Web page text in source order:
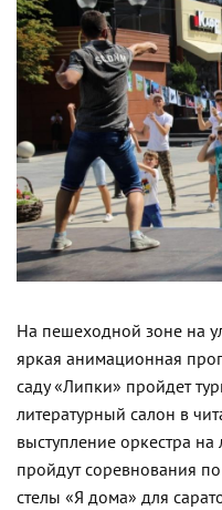
На пешеходной зоне на
яркая анимационная
саду «Липки» пройдет
литературный салон в
выступление оркестра
пройдут соревнования
стелы «Я дома» для